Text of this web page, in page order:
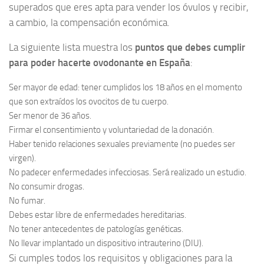
superados que eres apta para vender los óvulos y recibir,
a cambio, la compensación económica.
La siguiente lista muestra los puntos que debes cumplir
para poder hacerte ovodonante en España:
Ser mayor de edad: tener cumplidos los 18 años en el momento
que son extraídos los ovocitos de tu cuerpo.
Ser menor de 36 años.
Firmar el consentimiento y voluntariedad de la donación.
Haber tenido relaciones sexuales previamente (no puedes ser
virgen).
No padecer enfermedades infecciosas. Será realizado un estudio.
No consumir drogas.
No fumar.
Debes estar libre de enfermedades hereditarias.
No tener antecedentes de patologías genéticas.
No llevar implantado un dispositivo intrauterino (DIU).
Si cumples todos los requisitos y obligaciones para la